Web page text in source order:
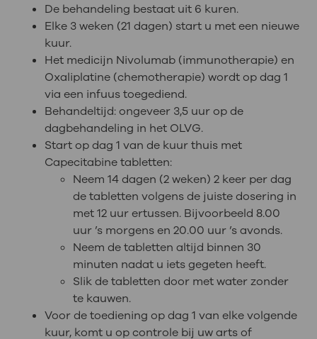
De behandeling bestaat uit 6 kuren.
Elke 3 weken (21 dagen) start u met een nieuwe
kuur.
Het medicijn Nivolumab (immunotherapie) en
Oxaliplatine (chemotherapie) wordt op dag 1
via een infuus toegediend.
Behandeltijd: ongeveer 3,5 uur op de
dagbehandeling in het OLVG.
Start op dag 1 van de kuur thuis met
Capecitabine tabletten:
Neem 14 dagen (2 weken) 2 keer per dag
de tabletten volgens de juiste dosering in
met 12 uur ertussen. Bijvoorbeeld 8.00
uur ’s morgens en 20.00 uur ’s avonds.
Neem de tabletten altijd binnen 30
minuten nadat u iets gegeten heeft.
Slik de tabletten door met water zonder
te kauwen.
Voor de toediening op dag 1 van elke volgende
kuur, komt u op controle bij uw arts of